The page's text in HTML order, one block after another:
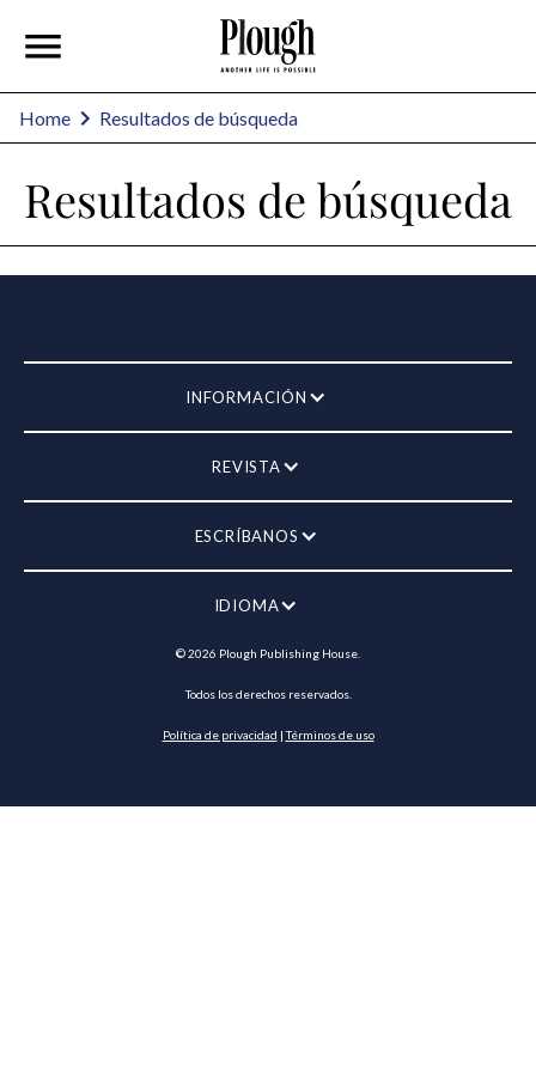
Home Resultados de búsqueda
Resultados de búsqueda
INFORMACIÓN
REVISTA
ESCRÍBANOS
IDIOMA
©2026 Plough Publishing House.
Todos los derechos reservados.
Política de privacidad |Términos de uso